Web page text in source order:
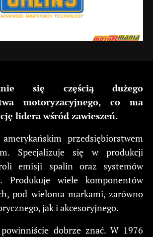
się częścią dużego
motoryzacyjnego, co ma
lidera wśród zawieszeń.
przedsiębiorstwem
Specjalizuje się w produkcji
emisji spalin oraz systemów
Produkuje wiele komponentów
pod wieloma markami, zarówno
jak i akcesoryjnego.
powinniście dobrze znać. W 1976